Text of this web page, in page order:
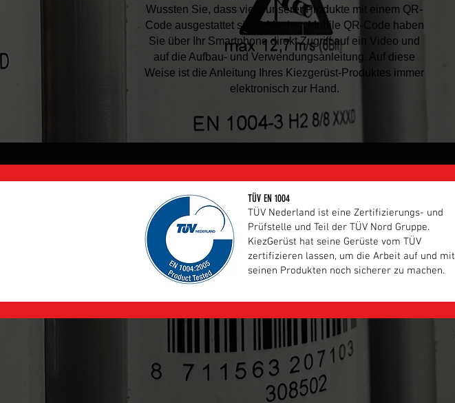
Wussten Sie, dass viele unserer Produkte mit einem QR-
Code ausgestattet sind? Mit dem Mobile QR-Code haben
Sie über Ihr Smartphone direkt Zugriff auf ein Video und
auf die Aufbau- und Verwendungsanleitung. Auf diese
Weise ist die Anleitung Ihres Kiezgerüst-Produktes immer
elektronisch zur Hand.
TÜV EN 1004
TÜV Nederland ist eine Zertifizierungs- und
Prüfstelle und Teil der TÜV Nord Gruppe.
KiezGerüst hat seine Gerüste vom TÜV
zertifizieren lassen, um die Arbeit auf und mit
seinen Produkten noch sicherer zu machen.